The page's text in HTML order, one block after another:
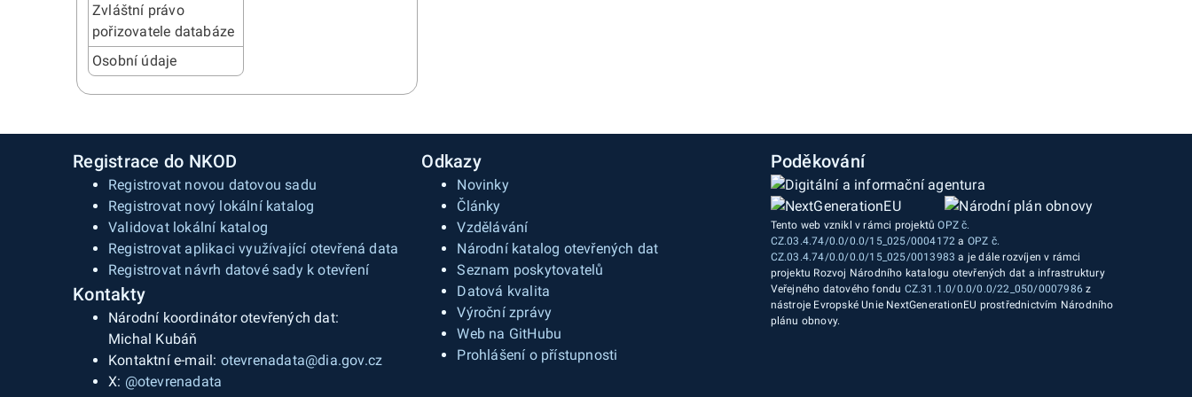
Zvláštní právo
pořizovatele databáze
Osobní údaje
Registrace do NKOD
Registrovat novou datovou sadu
Registrovat nový lokální katalog
Validovat lokální katalog
Registrovat aplikaci využívající otevřená data
Registrovat návrh datové sady k otevření
Kontakty
Národní koordinátor otevřených dat:
Michal Kubáň
Kontaktní e-mail: otevrenadata@dia.gov.cz
X: @otevrenadata
Odkazy
Novinky
Články
Vzdělávání
Národní katalog otevřených dat
Seznam poskytovatelů
Datová kvalita
Výroční zprávy
Web na GitHubu
Prohlášení o přístupnosti
Poděkování
Tento web vznikl v rámci projektůOPZ č.
CZ.03.4.74/0.0/0.0/15_025/0004172 a OPZ č.
CZ.03.4.74/0.0/0.0/15_025/0013983 a je dále rozvíjen v rámci
projektu Rozvoj Národního katalogu otevřených dat a infrastruktury
Veřejného datového fondu CZ.31.1.0/0.0/0.0/22_050/0007986 z
nástroje Evropské Unie NextGenerationEU prostřednictvím Národního
plánu obnovy.